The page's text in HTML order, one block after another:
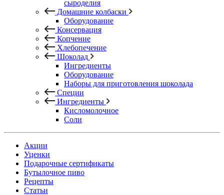
сыроделия
Домашние колбаски
Оборудование
Консервация
Копчение
Хлебопечение
Шоколад
Ингредиенты
Оборудование
Наборы для приготовления шоколада
Специи
Ингредиенты
Кисломолочное
Соли
Акции
Уценки
Подарочные сертификаты
Бутылочное пиво
Рецепты
Статьи